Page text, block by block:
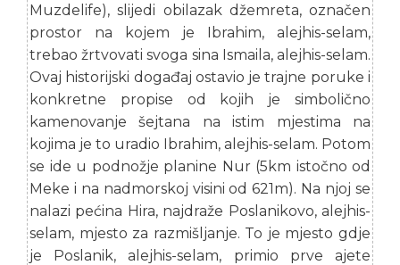
Muzdelife), slijedi obilazak džemreta, označen
prostor na kojem je Ibrahim, alejhis-selam,
trebao žrtvovati svoga sina Ismaila, alejhis-selam.
Ovaj historijski događaj ostavio je trajne poruke i
konkretne propise od kojih je simbolično
kamenovanje šejtana na istim mjestima na
kojima je to uradio Ibrahim, alejhis-selam. Potom
se ide u podnožje planine Nur (5km istočno od
Meke i na nadmorskoj visini od 621m). Na njoj se
nalazi pećina Hira, najdraže Poslanikovo, alejhis-
selam, mjesto za razmišljanje. To je mjesto gdje
je Poslanik, alejhis-selam, primio prve ajete